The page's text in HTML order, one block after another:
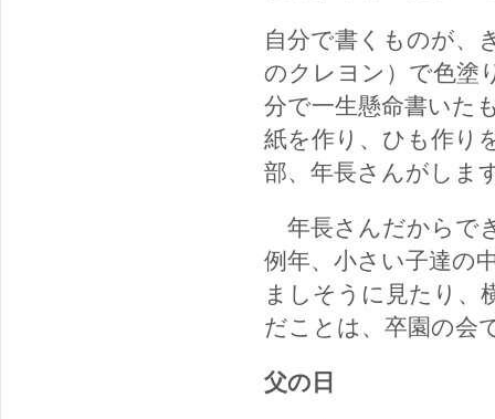
自分で書くものが、
のクレヨン）で色塗
分で一生懸命書いた
紙を作り、ひも作り
部、年長さんがしま
年長さんだからで
例年、小さい子達の
ましそうに見たり、
だことは、卒園の会
父の日